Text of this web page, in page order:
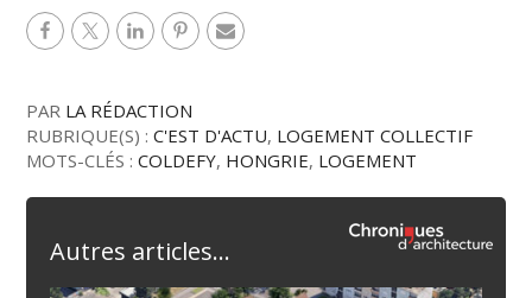
PAR LA RÉDACTION
RUBRIQUE(S) :C'EST D'ACTU, LOGEMENT COLLECTIF
MOTS-CLÉS :COLDEFY, HONGRIE, LOGEMENT
Autres articles...